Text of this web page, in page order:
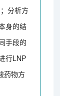
分析方
身的结
手段的
行LNP
药物方